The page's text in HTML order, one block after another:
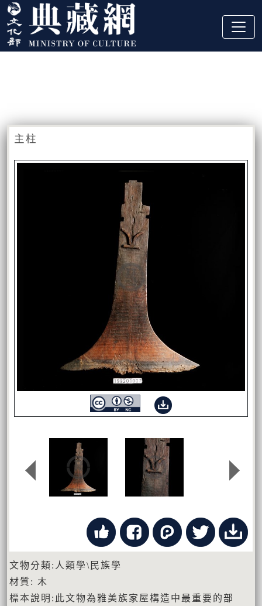
跳到主要內容
:::
主柱
文物分類:人類學\民族學
材質: 木
標本說明:此文物為雅美族家屋構造中最重要的部